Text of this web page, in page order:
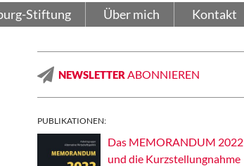
Stiftung Über mich Kontakt
NEWSLETTER ABONNIEREN
PUBLIKATIONEN:
Das MEMORANDUM 2022
und die Kurzstellungnahme